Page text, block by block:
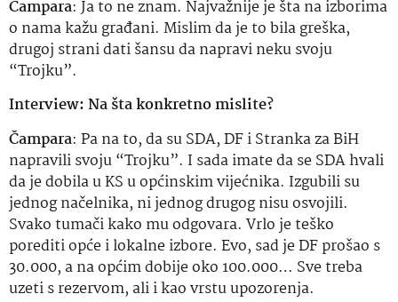
Čampara: Ja to ne znam. Najvažnije je šta na izborima
o nama kažu građani. Mislim da je to bila greška,
drugoj strani dati šansu da napravi neku svoju
“Trojku”.
Interview: Na šta konkretno mislite?
Čampara: Pa na to, da su SDA, DF i Stranka za BiH
napravili svoju “Trojku”. I sada imate da se SDA hvali
da je dobila u KS u općinskim vijećnika. Izgubili su
jednog načelnika, ni jednog drugog nisu osvojili.
Svako tumači kako mu odgovara. Vrlo je teško
porediti opće i lokalne izbore. Evo, sad je DF prošao s
30.000, a na općim dobije oko 100.000… Sve treba
uzeti s rezervom, ali i kao vrstu upozorenja.